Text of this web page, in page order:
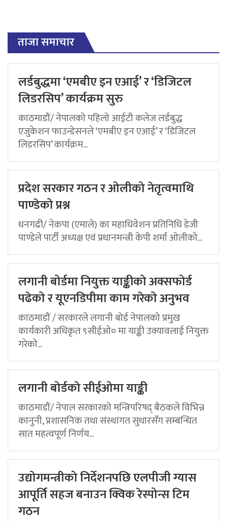
ताजा समाचार
लर्डबुद्धमा ‘एमबीए इन एआई’ र ‘डिजिटल
लिडरसिप’ कार्यक्रम सुरु
काठमाडौं/ नेपालको पहिलो आईटी कलेज लर्डबुद्ध
एजुकेशन फाउन्डेसनले ‘एमबीए इन एआई’ र ‘डिजिटल
लिडरसिप’ कार्यक्रम...
प्रदेश सरकार गठन र ओलीको नेतृत्वमाथि
पाण्डेको प्रश्न
धनगढी/ नेकपा (एमाले) का महाधिवेशन प्रतिनिधि डेजी
पाण्डेले पार्टी अध्यक्ष एवं प्रधानमन्त्री केपी शर्मा ओलीको...
लगानी बोर्डमा नियुक्त याङ्कीको अक्सफोर्ड
पढेको र यूएनडिपीमा काम गरेको अनुभव
काठमाडौं / सरकारले लगानी बोर्ड नेपालको प्रमुख
कार्यकारी अधिकृत ९सीईओ० मा याङ्की उक्यावलाई नियुक्त
गरेको...
लगानी बोर्डको सीईओमा याङ्की
काठमाडौं/ नेपाल सरकारको मन्त्रिपरिषद् बैठकले विभिन्न
कानुनी, प्रशासनिक तथा संस्थागत सुधारसँग सम्बन्धित
सात महत्वपूर्ण निर्णय...
उद्योगमन्त्रीको निर्देशनपछि एलपीजी ग्यास
आपूर्ति सहज बनाउन क्विक रेस्पोन्स टिम
गठन